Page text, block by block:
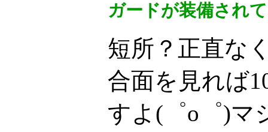
ガードが装備され
短所？正直な
合面を見れば
すよ(゜o゜)マ